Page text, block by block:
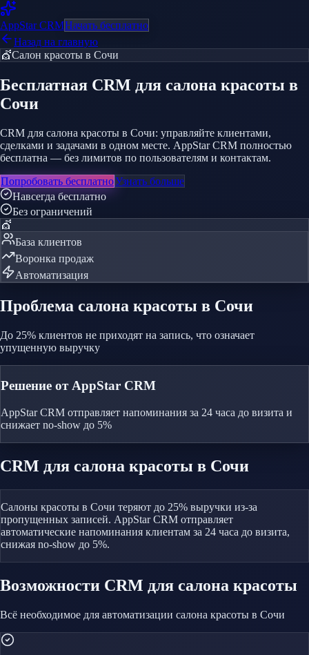
AppStarCRMНачать бесплатно
Назад на главную
💇Салон красоты в Сочи
Бесплатная CRM для салона красоты в
Сочи
CRM для салона красоты в Сочи: управляйте клиентами,
сделками и задачами в одном месте. AppStar CRM полностью
бесплатна — без лимитов по пользователям и контактам.
Попробовать бесплатноУзнать больше
Навсегда бесплатно
Без ограничений
💇
База клиентов
Воронка продаж
Автоматизация
Проблема салона красоты в Сочи
До 25% клиентов не приходят на запись, что означает
упущенную выручку
Решение от AppStar CRM
AppStar CRM отправляет напоминания за 24 часа до визита и
снижает no-show до 5%
CRM для салона красоты в Сочи
Салоны красоты в Сочи теряют до 25% выручки из-за
пропущенных записей. AppStar CRM отправляет
автоматические напоминания клиентам за 24 часа до визита,
снижая no-show до 5%.
Возможности CRM для салона красоты
Всё необходимое для автоматизации салона красоты в Сочи